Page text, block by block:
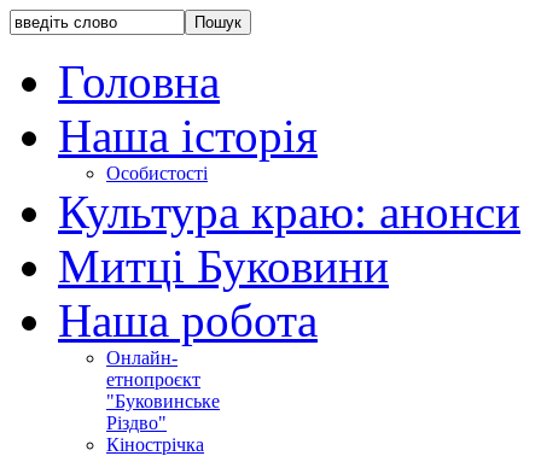
Головна
Наша історія
Особистості
Культура краю: анонси
Митці Буковини
Наша робота
Онлайн-
етнопроєкт
"Буковинське
Різдво"
Кінострічка